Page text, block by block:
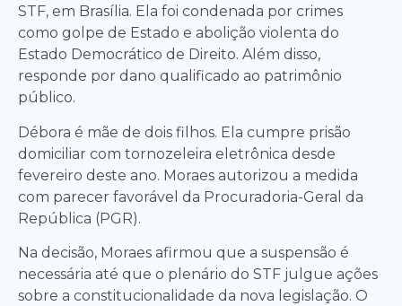
STF, em Brasília. Ela foi condenada por crimes
como golpe de Estado e abolição violenta do
Estado Democrático de Direito. Além disso,
responde por dano qualificado ao patrimônio
público.
Débora é mãe de dois filhos. Ela cumpre prisão
domiciliar com tornozeleira eletrônica desde
fevereiro deste ano. Moraes autorizou a medida
com parecer favorável da Procuradoria-Geral da
República (PGR).
Na decisão, Moraes afirmou que a suspensão é
necessária até que o plenário do STF julgue ações
sobre a constitucionalidade da nova legislação. O